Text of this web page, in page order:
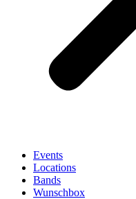
Events
Locations
Bands
Wunschbox